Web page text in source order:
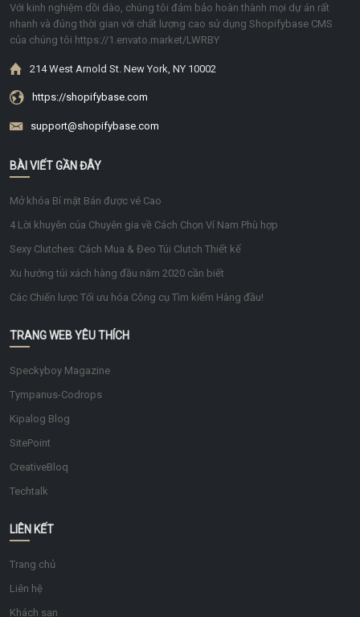
Với kinh nghiệm dồi dào, chúng tôi đảm bảo hoàn thành mọi dự án rất
nhanh và đúng thời gian với chất lượng cao sử dụng Shopifybase CMS
của chúng tôi https://1.envato.market/LWRBY
214 West Arnold St. New York, NY 10002
https://shopifybase.com
support@shopifybase.com
BÀI VIẾT GẦN ĐÂY
Mở khóa Bí mật Bán được vé Cao
4 Lời khuyên của Chuyên gia về Cách Chọn Ví Nam Phù hợp
Sexy Clutches: Cách Mua & Đeo Túi Clutch Thiết kế
Xu hướng túi xách hàng đầu năm 2020 cần biết
Các Chiến lược Tối ưu hóa Công cụ Tìm kiếm Hàng đầu!
TRANG WEB YÊU THÍCH
Speckyboy Magazine
Tympanus-Codrops
Kipalog Blog
SitePoint
CreativeBloq
Techtalk
LIÊN KẾT
Trang chủ
Liên hệ
Khách sạn